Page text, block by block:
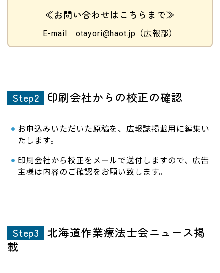
≪お問い合わせはこちらまで≫
E-mail otayori@haot.jp（広報部）
Step2 印刷会社からの校正の確認
お申込みいただいた原稿を、広報誌掲載用に編集い
たします。
印刷会社から校正をメールで送付しますので、広告
主様は内容のご確認をお願い致します。
Step3
北海道作業療法士会ニュース掲
載